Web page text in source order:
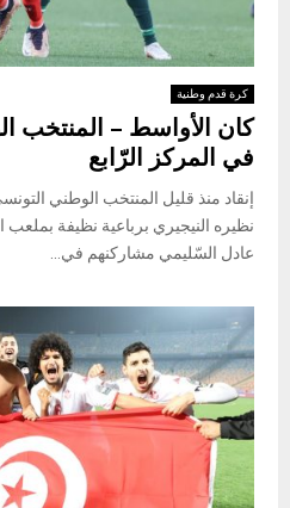
كرة قدم وطنية
كان الأواسط – المنتخب
في المركز الرّابع
إنقاد منذ قليل المنتخب الوطني
نظيره النيجيري برباعية نظيفة بملعب
عادل السّليمي مشاركنهم في...